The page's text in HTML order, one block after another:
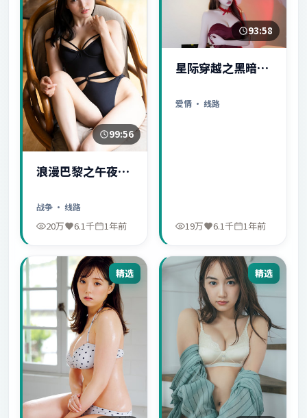
99:56
浪漫巴黎之午夜惊
战争 · 线路
20万 6.1千 1年前
93:58
星际穿越之黑暗秘
爱情 · 线路
19万 6.1千 1年前
精选 精选